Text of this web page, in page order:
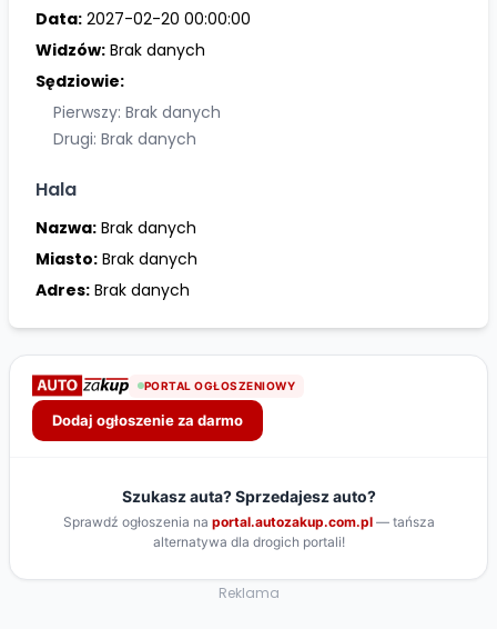
Data: 2027-02-20 00:00:00
Widzów: Brak danych
Sędziowie:
Pierwszy: Brak danych
Drugi: Brak danych
Hala
Nazwa: Brak danych
Miasto: Brak danych
Adres: Brak danych
Reklama